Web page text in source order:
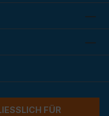
FÜR G